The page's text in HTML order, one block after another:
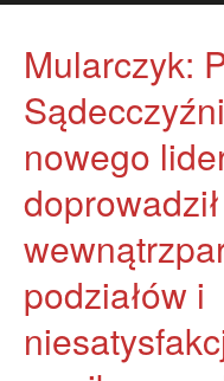
Mularczyk:
nowego
podziałów i